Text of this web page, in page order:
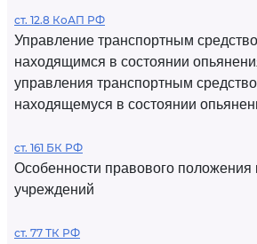
ст. 12.8 КоАП РФ
Управление транспортным
находящимся в состоянии
управления транспортным
находящемуся в состоянии
ст. 161 БК РФ
Особенности правового положения
учреждений
ст. 77 ТК РФ